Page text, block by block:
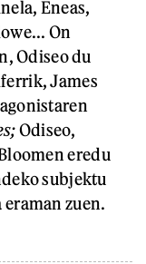
Eneas,
On
Odiseo du
James
Odiseo,
eredu
subjektu
zuen.